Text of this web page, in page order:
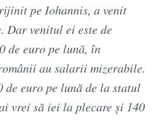
pe Iohannis, a venit
Dar venitul ei este de
de euro pe lună, în
au salarii mizerabile.
de euro pe lună de la statul
vrei să iei la plecare și 140